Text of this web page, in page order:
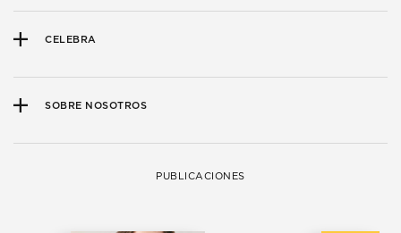
CELEBRA
SOBRE NOSOTROS
PUBLICACIONES